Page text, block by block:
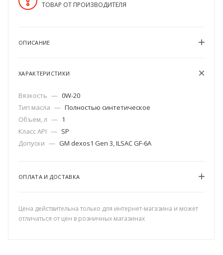
ТОВАР ОТ ПРОИЗВОДИТЕЛЯ
ОПИСАНИЕ
ХАРАКТЕРИСТИКИ
Вязкость — 0W-20
Тип масла — Полностью синтетическое
Объем, л — 1
Класс API — SP
Допуски — GM dexos1 Gen 3, ILSAC GF-6A
ОПЛАТА И ДОСТАВКА
Цена действительна только для интернет-магазина и может
отличаться от цен в розничных магазинах